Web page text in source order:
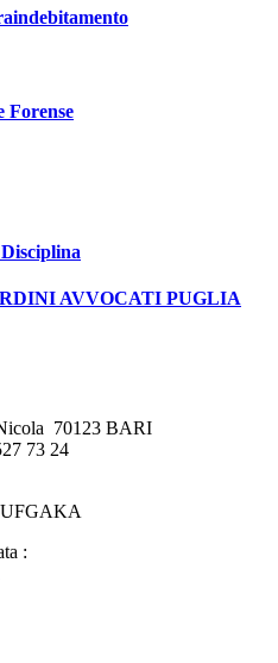
Forense
AVVOCATI PUGLIA
70123 BARI
73 24
UFGAKA
: